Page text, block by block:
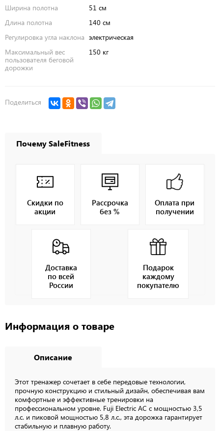
Ширина полотна
51 см
Длина полотна
140 см
Регулировка угла наклона электрическая
Максимальный вес
пользователя беговой
дорожки
150 кг
Поделиться
Почему SaleFitness
Скидки по
акции
Рассрочка
без %
Оплата при
получении
Доставка
по всей
России
Подарок
каждому
покупателю
Информация о товаре
Описание
Этот тренажер сочетает в себе передовые технологии,
прочную конструкцию и стильный дизайн, обеспечивая вам
комфортные и эффективные тренировки на
профессиональном уровне. Fuji Electric AC с мощностью 3,5
л.с. и пиковой мощностью 5,8 л.с., эта дорожка гарантирует
стабильную и плавную работу.